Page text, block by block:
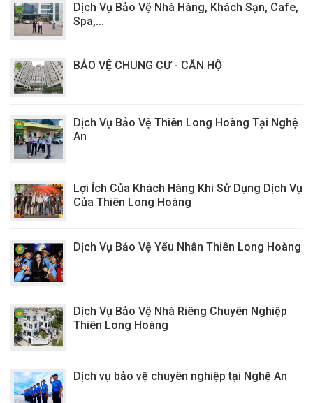
Dịch Vụ Bảo Vệ Nhà Hàng, Khách Sạn, Cafe,
Spa,...
BẢO VỆ CHUNG CƯ - CĂN HỘ
Dịch Vụ Bảo Vệ Thiên Long Hoàng Tại Nghệ
An
Lợi Ích Của Khách Hàng Khi Sử Dụng Dịch Vụ
Của Thiên Long Hoàng
Dịch Vụ Bảo Vệ Yếu Nhân Thiên Long Hoàng
Dịch Vụ Bảo Vệ Nhà Riêng Chuyên Nghiệp
Thiên Long Hoàng
Dịch vụ bảo vệ chuyên nghiệp tại Nghệ An